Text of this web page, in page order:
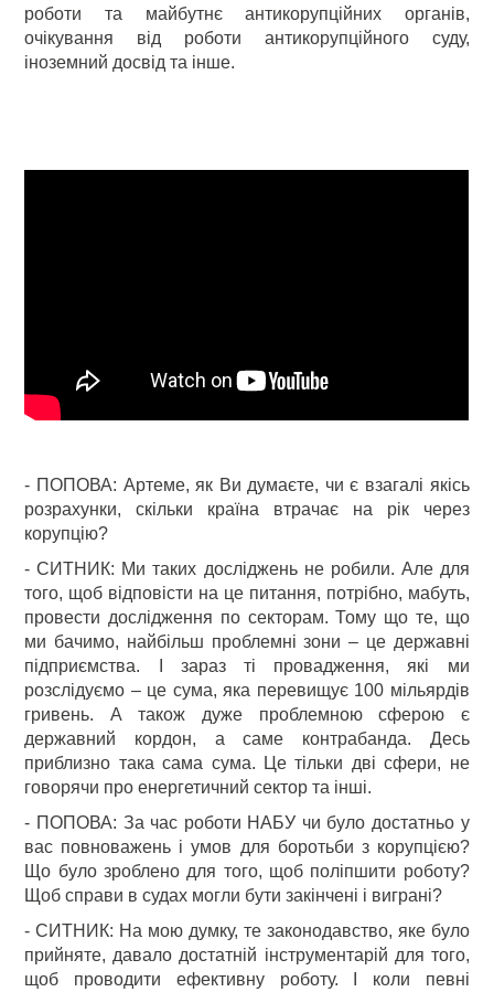
роботи та майбутнє антикорупційних органів,
очікування від роботи антикорупційного суду,
іноземний досвід та інше.
- ПОПОВА: Артеме, як Ви думаєте, чи є взагалі якісь
розрахунки, скільки країна втрачає на рік через
корупцію?
- СИТНИК: Ми таких досліджень не робили. Але для
того, щоб відповісти на це питання, потрібно, мабуть,
провести дослідження по секторам. Тому що те, що
ми бачимо, найбільш проблемні зони – це державні
підприємства. І зараз ті провадження, які ми
розслідуємо – це сума, яка перевищує 100 мільярдів
гривень. А також дуже проблемною сферою є
державний кордон, а саме контрабанда. Десь
приблизно така сама сума. Це тільки дві сфери, не
говорячи про енергетичний сектор та інші.
- ПОПОВА: За час роботи НАБУ чи було достатньо у
вас повноважень і умов для боротьби з корупцією?
Що було зроблено для того, щоб поліпшити роботу?
Щоб справи в судах могли бути закінчені і виграні?
- СИТНИК: На мою думку, те законодавство, яке було
прийняте, давало достатній інструментарій для того,
щоб проводити ефективну роботу. І коли певні